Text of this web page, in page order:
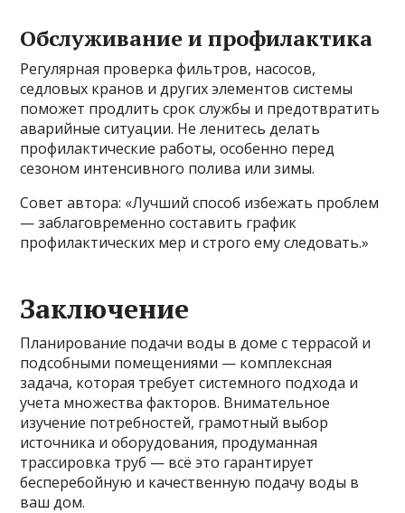
Обслуживание и профилактика
Регулярная проверка фильтров, насосов,
седловых кранов и других элементов системы
поможет продлить срок службы и предотвратить
аварийные ситуации. Не ленитесь делать
профилактические работы, особенно перед
сезоном интенсивного полива или зимы.
Совет автора: «Лучший способ избежать проблем
— заблаговременно составить график
профилактических мер и строго ему следовать.»
Заключение
Планирование подачи воды в доме с террасой и
подсобными помещениями — комплексная
задача, которая требует системного подхода и
учета множества факторов. Внимательное
изучение потребностей, грамотный выбор
источника и оборудования, продуманная
трассировка труб — всё это гарантирует
бесперебойную и качественную подачу воды в
ваш дом.